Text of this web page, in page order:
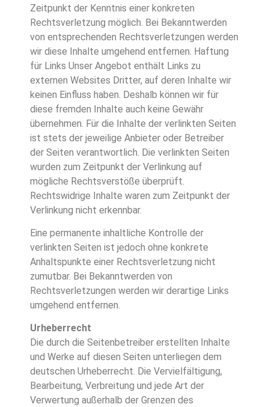
Zeitpunkt der Kenntnis einer konkreten
Rechtsverletzung möglich. Bei Bekanntwerden
von entsprechenden Rechtsverletzungen werden
wir diese Inhalte umgehend entfernen. Haftung
für Links Unser Angebot enthält Links zu
externen Websites Dritter, auf deren Inhalte wir
keinen Einfluss haben. Deshalb können wir für
diese fremden Inhalte auch keine Gewähr
übernehmen. Für die Inhalte der verlinkten Seiten
ist stets der jeweilige Anbieter oder Betreiber
der Seiten verantwortlich. Die verlinkten Seiten
wurden zum Zeitpunkt der Verlinkung auf
mögliche Rechtsverstöße überprüft.
Rechtswidrige Inhalte waren zum Zeitpunkt der
Verlinkung nicht erkennbar.
Eine permanente inhaltliche Kontrolle der
verlinkten Seiten ist jedoch ohne konkrete
Anhaltspunkte einer Rechtsverletzung nicht
zumutbar. Bei Bekanntwerden von
Rechtsverletzungen werden wir derartige Links
umgehend entfernen.
Urheberrecht
Die durch die Seitenbetreiber erstellten Inhalte
und Werke auf diesen Seiten unterliegen dem
deutschen Urheberrecht. Die Vervielfältigung,
Bearbeitung, Verbreitung und jede Art der
Verwertung außerhalb der Grenzen des